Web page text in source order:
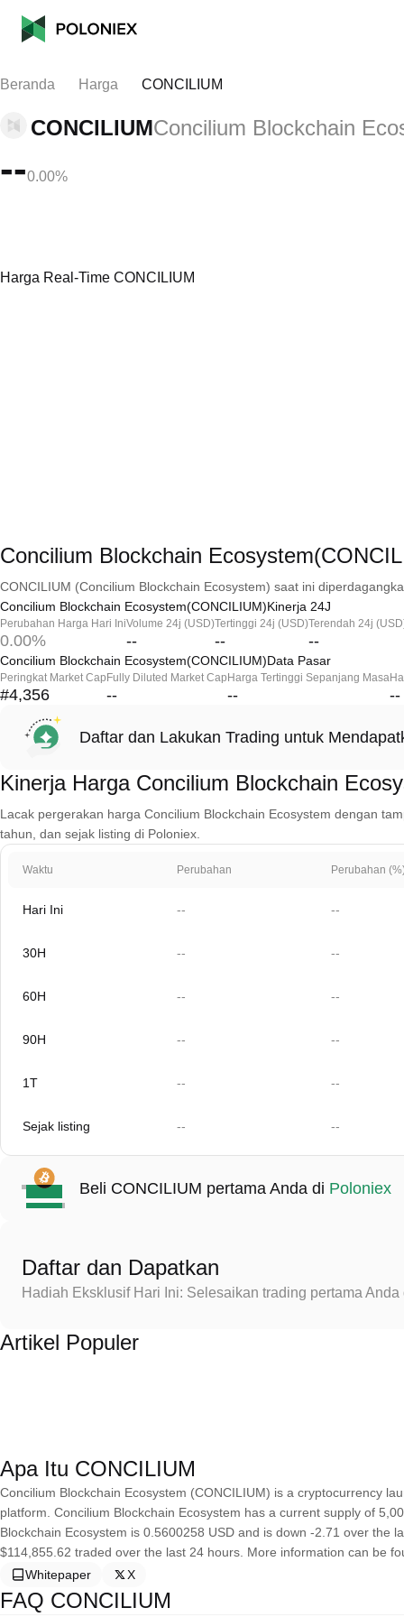
Beranda Harga CONCILIUM
CONCILIUMConcilium Blockchain
--0.00%
Harga Real-Time CONCILIUM
Concilium Blockchain
CONCILIUM (Concilium Blockchain Ecosystem) saat ini
Concilium Blockchain Ecosystem(CONCILIUM)Kinerja 24J
Perubahan Harga Hari Ini
0.00%
Volume 24j (USD)
--
Tertinggi 24j (USD)
--
Terendah 24j
--
Concilium Blockchain Ecosystem(CONCILIUM)Data Pasar
Peringkat Market Cap
#4,356
Fully Diluted Market Cap
--
Harga Tertinggi Sepanjang Masa
-- --
Daftar dan Lakukan Trading untuk
Kinerja Harga Concilium Blockchain
Lacak pergerakan harga Concilium Blockchain Ecosystem dengan
tahun, dan sejak listing di Poloniex.
Waktu Perubahan Perubahan
Hari Ini -- --
30H -- --
60H -- --
90H -- --
1T -- --
Sejak listing -- --
Beli CONCILIUM pertama Anda di Poloniex
Daftar dan Dapatkan
Hadiah Eksklusif Hari Ini: Selesaikan trading pertama
Artikel Populer
Apa Itu CONCILIUM
Concilium Blockchain Ecosystem (CONCILIUM) is a cryptocurrency
platform. Concilium Blockchain Ecosystem has a current supply of
Blockchain Ecosystem is 0.5600258 USD and is down -2.71 over the
$114,855.62 traded over the last 24 hours. More information can be
Whitepaper
X
FAQ CONCILIUM